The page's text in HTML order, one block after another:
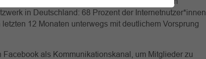
in Deutschland: 68 Prozent der Internetnutzer*innen
12 Monaten unterwegs mit deutlichem Vorsprung
als Kommunikationskanal, um Mitglieder zu